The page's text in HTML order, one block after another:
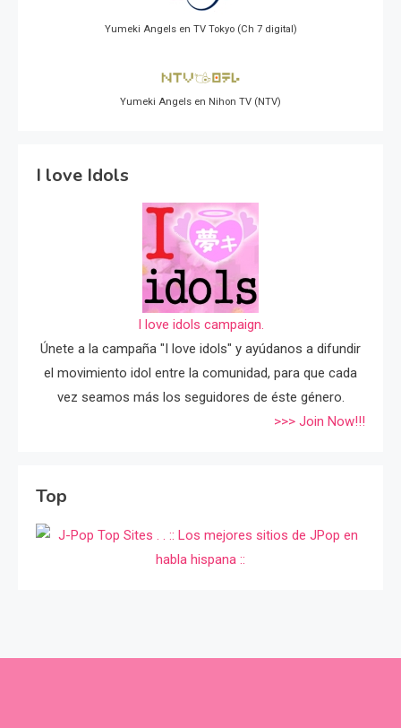
Yumeki Angels en TV Tokyo (Ch 7 digital)
Yumeki Angels en Nihon TV (NTV)
I love Idols
I love idols campaign.
Únete a la campaña "I love idols" y ayúdanos a difundir
el movimiento idol entre la comunidad, para que cada
vez seamos más los seguidores de éste género.
>>> Join Now!!!
Top